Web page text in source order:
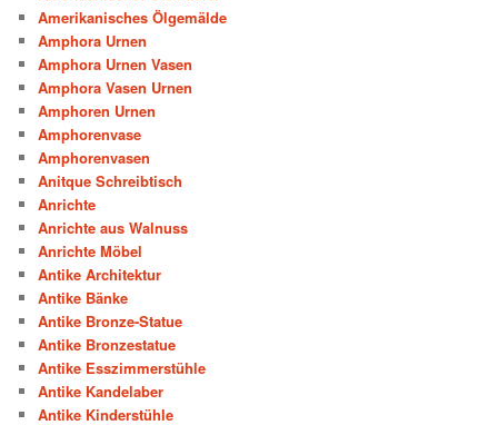
Amerikanisches Ölgemälde
Amphora Urnen
Amphora Urnen Vasen
Amphora Vasen Urnen
Amphoren Urnen
Amphorenvase
Amphorenvasen
Anitque Schreibtisch
Anrichte
Anrichte aus Walnuss
Anrichte Möbel
Antike Architektur
Antike Bänke
Antike Bronze-Statue
Antike Bronzestatue
Antike Esszimmerstühle
Antike Kandelaber
Antike Kinderstühle